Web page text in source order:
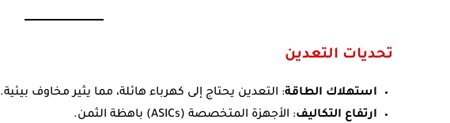
تحديات التعدين
استهلاك الطاقة: التعدين يحتاج إلى كهرباء هائلة، مما يثير مخاوف بيئية.
ارتفاع التكاليف: الأجهزة المتخصصة (ASICs) باهظة الثمن.